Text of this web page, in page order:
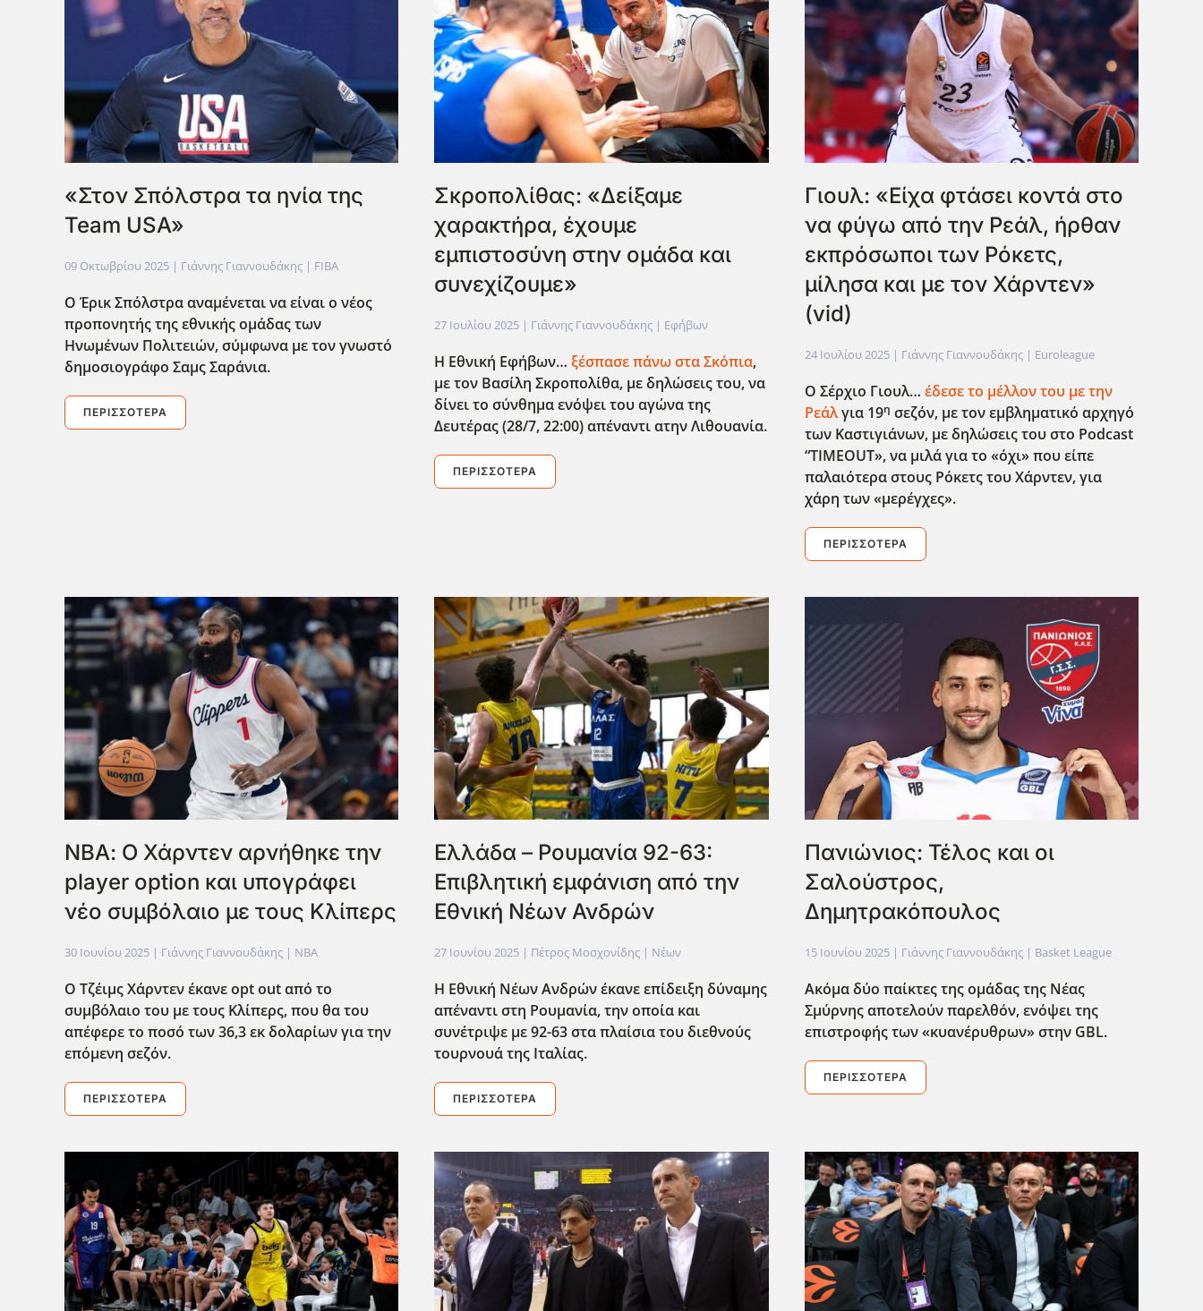
«Στον Σπόλστρα τα ηνία της
Team USA»
09 Οκτωβρίου 2025 | Γιάννης Γιαννουδάκης | FIBA
Ο Έρικ Σπόλστρα αναμένεται να είναι ο νέος
προπονητής της εθνικής ομάδας των
Ηνωμένων Πολιτειών, σύμφωνα με τον γνωστό
δημοσιογράφο Σαμς Σαράνια.
ΠΕΡΙΣΣΌΤΕΡΑ
Σκροπολίθας: «Δείξαμε
χαρακτήρα, έχουμε
εμπιστοσύνη στην ομάδα και
συνεχίζουμε»
27 Ιουλίου 2025 | Γιάννης Γιαννουδάκης | Εφήβων
Η Εθνική Εφήβων…ξέσπασε πάνω στα Σκόπια,
με τον Βασίλη Σκροπολίθα, με δηλώσεις του, να
δίνει το σύνθημα ενόψει του αγώνα της
Δευτέρας (28/7, 22:00) απέναντι ατην Λιθουανία.
ΠΕΡΙΣΣΌΤΕΡΑ
Γιουλ: «Είχα φτάσει κοντά στο
να φύγω από την Ρεάλ, ήρθαν
εκπρόσωποι των Ρόκετς,
μίλησα και με τον Χάρντεν»
(vid)
24 Ιουλίου 2025| Γιάννης Γιαννουδάκης | Euroleague
Ο Σέρχιο Γιουλ… έδεσε το μέλλον του με την
Ρεάλγια 19η σεζόν, με τον εμβληματικό αρχηγό
των Καστιγιάνων, με δηλώσεις του στο Podcast
“TIMEOUT», να μιλά για το «όχι» που είπε
παλαιότερα στους Ρόκετς του Χάρντεν, για
χάρη των «μερέγχες».
ΠΕΡΙΣΣΌΤΕΡΑ
ΝΒΑ: Ο Χάρντεν αρνήθηκε την
player option και υπογράφει
νέο συμβόλαιο με τους Κλίπερς
30 Ιουνίου 2025 | Γιάννης Γιαννουδάκης | NBA
Ο Τζέιμς Χάρντεν έκανε optoutαπό το
συμβόλαιο του με τους Κλίπερς, που θα του
απέφερε το ποσό των 36,3 εκ δολαρίων για την
επόμενη σεζόν.
ΠΕΡΙΣΣΌΤΕΡΑ
Ελλάδα – Ρουμανία 92-63:
Επιβλητική εμφάνιση από την
Εθνική Νέων Ανδρών
27 Ιουνίου 2025 | Πέτρος Μοσχονίδης | Νέων
Η Εθνική Νέων Ανδρών έκανε επίδειξη δύναμης
απέναντι στη Ρουμανία, την οποία και
συνέτριψε με 92-63 στα πλαίσια του διεθνούς
τουρνουά της Ιταλίας.
ΠΕΡΙΣΣΌΤΕΡΑ
Πανιώνιος: Τέλος και οι
Σαλούστρος,
Δημητρακόπουλος
15 Ιουνίου 2025| Γιάννης Γιαννουδάκης | Basket League
Ακόμα δύο παίκτες της ομάδας της Νέας
Σμύρνης αποτελούν παρελθόν, ενόψει της
επιστροφής των «κυανέρυθρων» στην GBL.
ΠΕΡΙΣΣΌΤΕΡΑ